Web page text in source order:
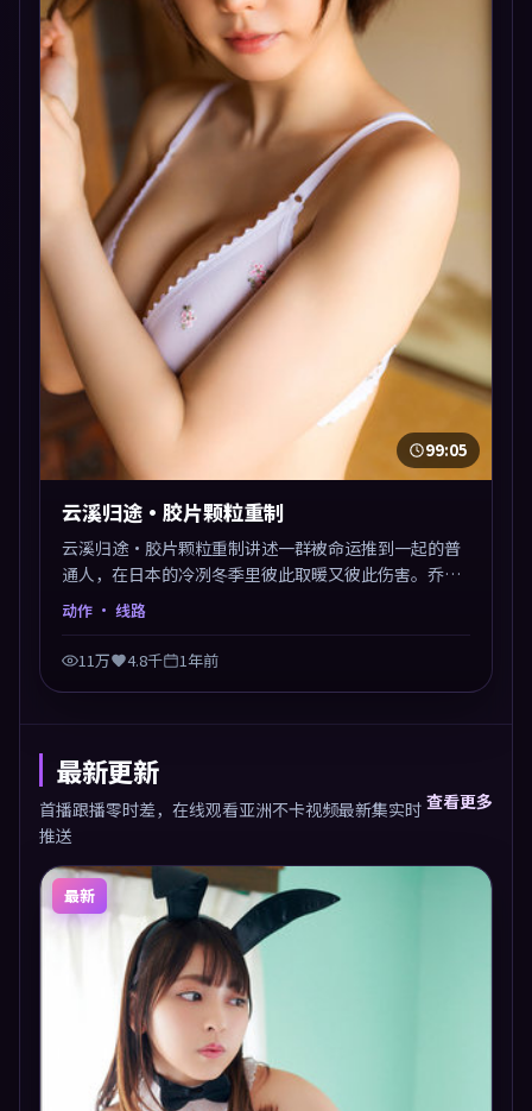
99:05
云溪归途·胶片颗粒重制
云溪归途·胶片颗粒重制讲述一群被命运推到一起的普
通人，在日本的冷冽冬季里彼此取暖又彼此伤害。乔丹
·皮尔以动作类型外壳探讨信任与背叛，映后讨论度颇
梁。
动作 · 线路
11万 4.8千 1年前
最新更新
首播跟播零时差，在线观看亚洲不卡视频最新集实时
推送
查看更多
最新